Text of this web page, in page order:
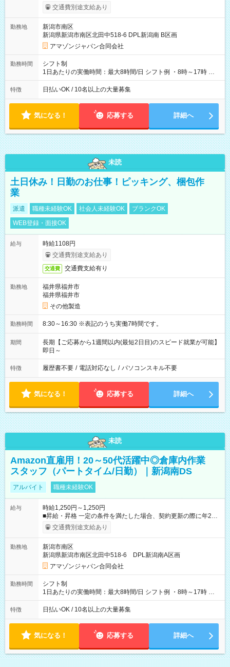
まで昇給の機会があります。 ■正社員登用制度あり ※月末締/翌
月25日支払い ※時間外手当、別途支給 ※深夜割増賃金 (22:00～
☆Amazon直雇用で安定して働けます！ 【試用期間】試用期間
あり 試用期間の長さ：1週間 雇用形態、給与は本採用時と同じ
です。
交通費別途支給あり
勤務地
新潟市南区
新潟県新潟市南区北田中518-6 DPL新潟南 B区画
アマゾンジャパン合同会社
勤務時間
シフト制
1日あたりの実働時間：最大8時間/日 シフト例 ・8時～17時 ・
12時～21時
特徴 日払いOK / 10名以上の大量募集
気になる！ 応募する 詳細へ
未読
土日休み！日勤のお仕事！ピッキング、梱包作
業
派遣 職種未経験OK 社会人未経験OK
ブランクOK
WEB登録・面接OK
給与
時給1108円
交通費別途支給あり
交通費 交通費支給有り
勤務地
福井県福井市
福井県福井市
その他製造
勤務時間 8:30～16:30 ※表記のうち実働7時間です。
期間
長期【ご応募から1週間以内(最短2日目)のスピード就業が可能】
即日～
特徴 履歴書不要 / 電話対応なし / パソコンスキル不要
気になる！ 応募する 詳細へ
未読
Amazon直雇用！20～50代活躍中◎倉庫内作業
スタッフ（パートタイム/日勤）｜新潟南DS
アルバイト 職種未経験OK
給与
時給1,250円～1,250円
■昇給・昇格 一定の条件を満たした場合、契約更新の際に年2回
まで昇給の機会があります。 ■正社員登用制度あり ※月末締/翌
月25日支払い ※時間外手当、別途支給 ※深夜割増賃金 (22:00～
☆Amazon直雇用で安定して働けます！ 【試用期間】試用期間
あり 試用期間の長さ：1週間 雇用形態、給与は本採用時と同じ
です。
交通費別途支給あり
勤務地
新潟市南区
新潟県新潟市南区北田中518-6 DPL新潟南A区画
アマゾンジャパン合同会社
勤務時間
シフト制
1日あたりの実働時間：最大8時間/日 シフト例 ・8時～17時 ・
12時～21時
特徴 日払いOK / 10名以上の大量募集
気になる！ 応募する 詳細へ